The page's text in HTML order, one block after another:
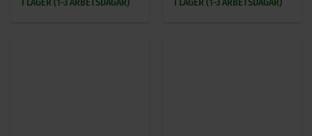
I LAGER (1-3 ARBETSDAGAR)
4.88av 5
I LAGER (1-3 ARBETSDAGAR)